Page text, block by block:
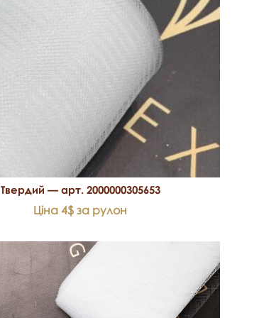
Твердий — арт. 2000000305653
Ціна 4$ за рулон